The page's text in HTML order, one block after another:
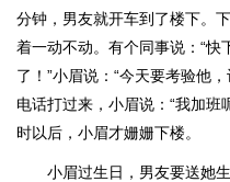
分钟，男友就开车到了楼下。
着一动不动。有个同事说：“快
了！”小眉说：“今天要考验他
电话打过来，小眉说：“我加班
时以后，小眉才姗姗下楼。
小眉过生日，男友要送她